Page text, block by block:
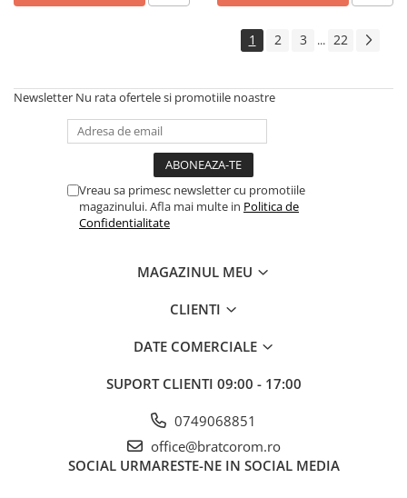
1 2 3 ... 22
Newsletter Nu rata ofertele si promotiile noastre
Vreau sa primesc newsletter cu promotiile
magazinului. Afla mai multe in Politica de
Confidentialitate
MAGAZINUL MEU
CLIENTI
DATE COMERCIALE
SUPORT CLIENTI 09:00 - 17:00
0749068851
office@bratcorom.ro
SOCIAL URMARESTE-NE IN SOCIAL MEDIA